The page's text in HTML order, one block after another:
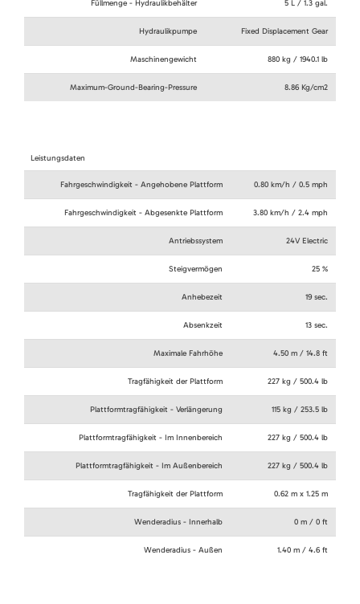
Füllmenge - Hydraulikbehälter 5 L / 1.3 gal.
Hydraulikpumpe Fixed Displacement Gear
Maschinengewicht 880 kg / 1940.1 lb
Maximum-Ground-Bearing-Pressure 8.86 Kg/cm2
Leistungsdaten
Fahrgeschwindigkeit - Angehobene Plattform 0.80 km/h / 0.5 mph
Fahrgeschwindigkeit - Abgesenkte Plattform 3.80 km/h / 2.4 mph
Antriebssystem 24V Electric
Steigvermögen 25 %
Anhebezeit 19 sec.
Absenkzeit 13 sec.
Maximale Fahrhöhe 4.50 m / 14.8 ft
Tragfähigkeit der Plattform 227 kg / 500.4 lb
Plattformtragfähigkeit - Verlängerung 115 kg / 253.5 lb
Plattformtragfähigkeit - Im Innenbereich 227 kg / 500.4 lb
Plattformtragfähigkeit - Im Außenbereich 227 kg / 500.4 lb
Tragfähigkeit der Plattform 0.62 m x 1.25 m
Wenderadius - Innerhalb 0 m / 0 ft
Wenderadius - Außen 1.40 m / 4.6 ft